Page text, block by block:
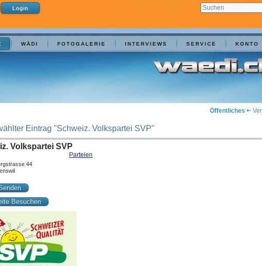
WÄDI FOTOGALERIE INTERVIEWS SERVICE KONTO
Öffentliches
Eintrag "Schweiz. Volkspartei SVP"
Volkspartei SVP
Parteien
44
Besuchen